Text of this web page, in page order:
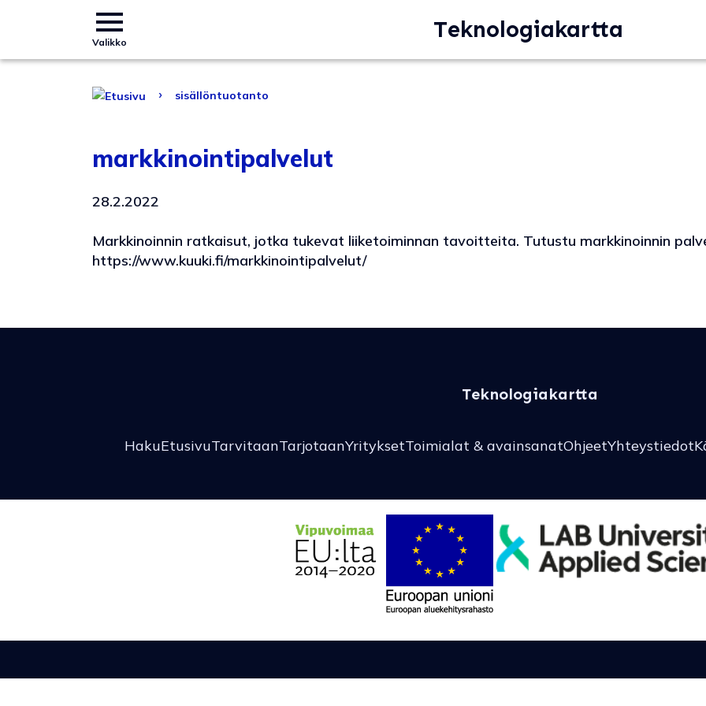
Valikko Teknologiakartta
› sisällöntuotanto
markkinointipalvelut
28.2.2022
Markkinoinnin ratkaisut, jotka tukevat liiketoiminnan tavoitteita. Tutustu markkinoinnin
https://www.kuuki.fi/markkinointipalvelut/
Teknologiakartta
HakuEtusivuTarvitaanTarjotaanYrityksetToimialat & avainsanatOhjeetYhteystiedot